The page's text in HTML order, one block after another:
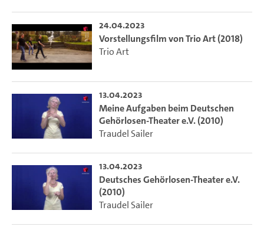
24.04.2023
Vorstellungsfilm von Trio Art (2018)
Trio Art
13.04.2023
Meine Aufgaben beim Deutschen
Gehörlosen-Theater e.V. (2010)
Traudel Sailer
13.04.2023
Deutsches Gehörlosen-Theater e.V.
(2010)
Traudel Sailer